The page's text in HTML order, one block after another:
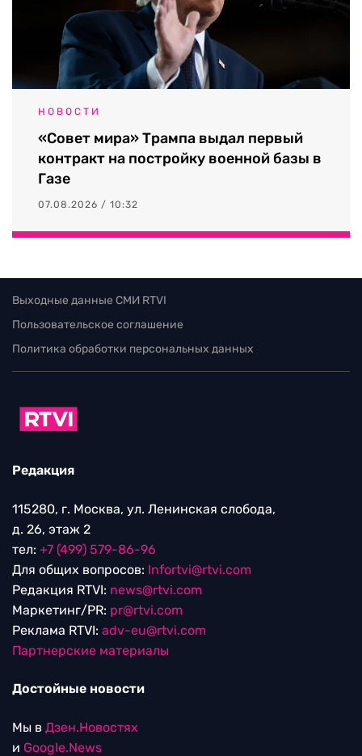
НОВОСТИ
«Совет мира» Трампа выдал первый
контракт на постройку военной базы в
Газе
07.08.2026 / 10:32
Выходные данные СМИ RTVI
Пользовательское соглашение
Политика обработки персональных данных
Редакция
115280, г. Москва, ул. Ленинская слобода,
д. 26, этаж 2
тел: +7 (499) 579-86-96
Для общих вопросов: Infortvi@rtvi.com
Редакция RTVI: news@rtvi.com
Маркетинг/PR: pr@rtvi.com
Реклама RTVI: adv-eu@rtvi.com
Партнерские материалы
Достойные новости
Мы в Дзен.Новостях
и Google.News